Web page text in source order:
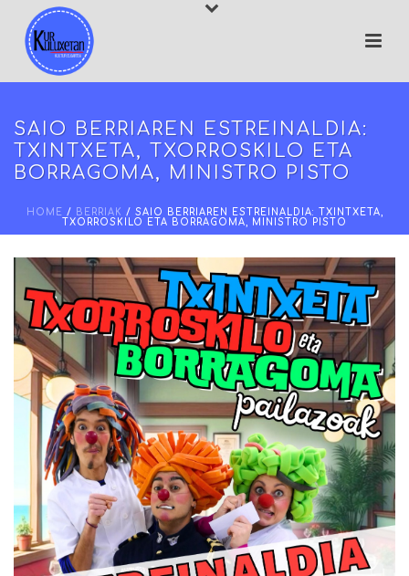
SAIO BERRIAREN ESTREINALDIA:
TXINTXETA, TXORROSKILO ETA
BORRAGOMA, MINISTRO PISTO
HOME / BERRIAK / SAIO BERRIAREN ESTREINALDIA: TXINTXETA,
TXORROSKILO ETA BORRAGOMA, MINISTRO PISTO